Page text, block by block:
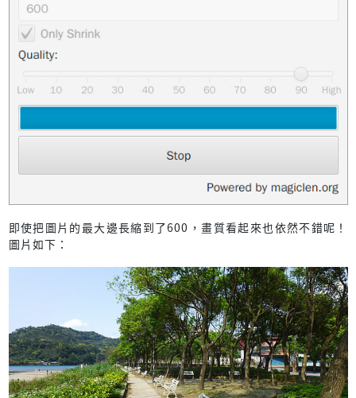
即使把圖片的最大邊長縮到了600，畫質看起來也依然不錯呢！
圖片如下：